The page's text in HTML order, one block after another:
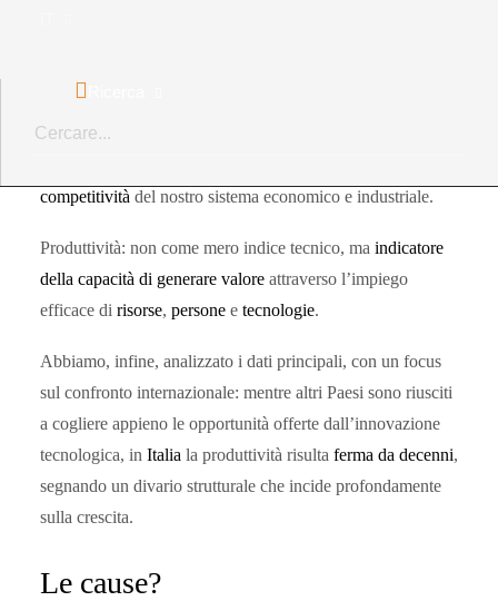
dell’economia italiana. La produttività, al pari della
demografia, rappresenta oggi un
competitività del nostro sistema economico e industriale.
Produttività: non come mero indice tecnico, ma indicatore
della capacità di generare valore attraverso l’impiego
efficace di risorse, persone e tecnologie.
Abbiamo, infine, analizzato i dati principali, con un focus
sul confronto internazionale: mentre altri Paesi sono riusciti
a cogliere appieno le opportunità offerte dall’innovazione
tecnologica, in Italia la produttività risulta ferma da decenni,
segnando un divario strutturale che incide profondamente
sulla crescita.
Le cause?